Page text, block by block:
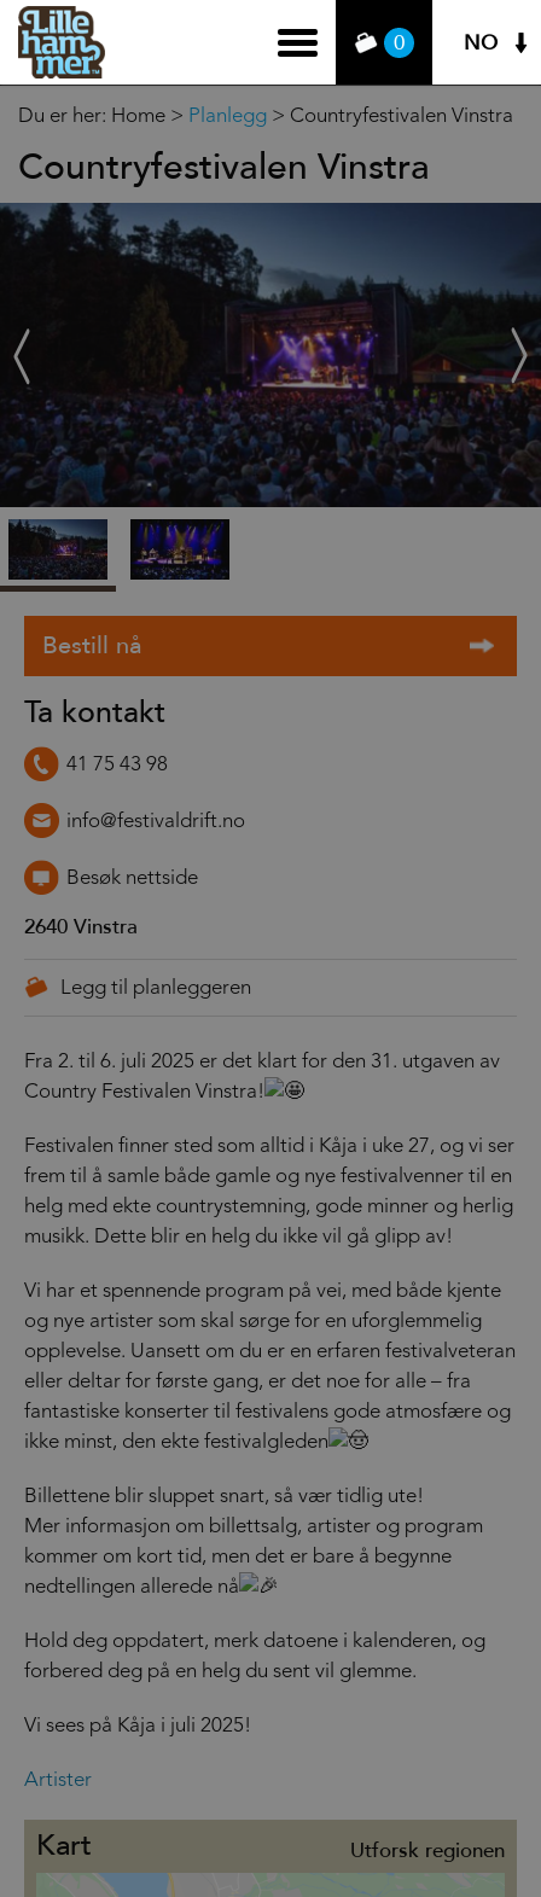
0 NO
Du er her: Home > Planlegg > Countryfestivalen Vinstra
Countryfestivalen Vinstra
Prev
Next
Ta kontakt
41 75 43 98
info@festivaldrift.no
Besøk nettside
2640 Vinstra
Fra 2. til 6. juli 2025 er det klart for den 31. utgaven av
Country Festivalen Vinstra!
Festivalen finner sted som alltid i Kåja i uke 27, og vi ser
frem til å samle både gamle og nye festivalvenner til en
helg med ekte countrystemning, gode minner og herlig
musikk. Dette blir en helg du ikke vil gå glipp av!
Vi har et spennende program på vei, med både kjente
og nye artister som skal sørge for en uforglemmelig
opplevelse. Uansett om du er en erfaren festivalveteran
eller deltar for første gang, er det noe for alle – fra
fantastiske konserter til festivalens gode atmosfære og
ikke minst, den ekte festivalgleden
Billettene blir sluppet snart, så vær tidlig ute!
Mer informasjon om billettsalg, artister og program
kommer om kort tid, men det er bare å begynne
nedtellingen allerede nå
Hold deg oppdatert, merk datoene i kalenderen, og
forbered deg på en helg du sent vil glemme.
Vi sees på Kåja i juli 2025!
Artister
Kart Utforsk regionen